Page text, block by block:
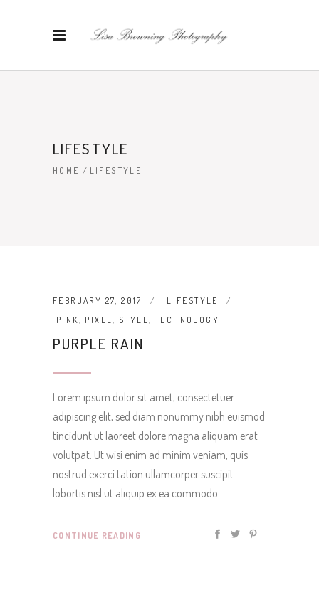
LIFESTYLE
HOME / LIFESTYLE
FEBRUARY 27, 2017
LIFESTYLE
PINK, PIXEL, STYLE,TECHNOLOGY
PURPLE RAIN
Lorem ipsum dolor sit amet, consectetuer
adipiscing elit, sed diam nonummy nibh euismod
tincidunt ut laoreet dolore magna aliquam erat
volutpat. Ut wisi enim ad minim veniam, quis
nostrud exerci tation ullamcorper suscipit
lobortis nisl ut aliquip ex ea commodo
CONTINUE READING